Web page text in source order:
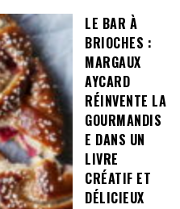
LE BAR À
BRIOCHES :
MARGAUX
AYCARD
RÉINVENTE LA
GOURMANDIS
E DANS UN
LIVRE
CRÉATIF ET
DÉLICIEUX